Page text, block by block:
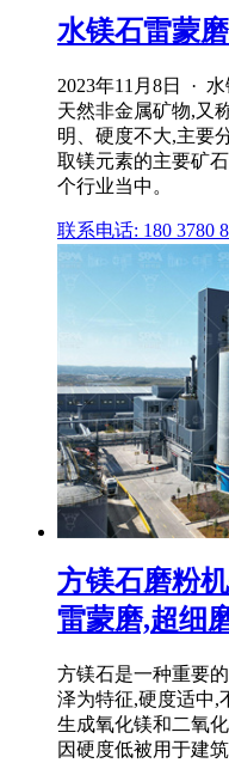
水镁石雷蒙
2023年11月8日 ·
天然非金属矿物,又
明、硬度不大,主要
取镁元素的主要矿
个行业当中。
联系电话: 180 3780
方镁石磨粉
雷蒙磨,超细
方镁石是一种重要
泽为特征,硬度适中,
生成氧化镁和二氧
因硬度低被用于建